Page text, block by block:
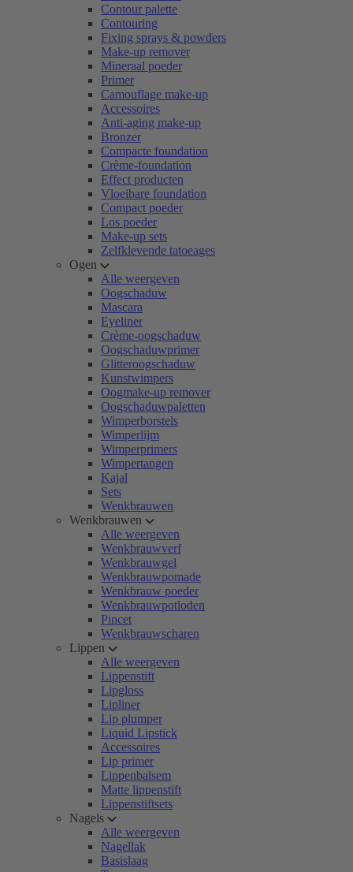
Contour palette
Contouring
Fixing sprays & powders
Make-up remover
Mineraal poeder
Primer
Camouflage make-up
Accessoires
Anti-aging make-up
Bronzer
Compacte foundation
Crème-foundation
Effect producten
Vloeibare foundation
Compact poeder
Los poeder
Make-up sets
Zelfklevende tatoeages
Ogen
Alle weergeven
Oogschaduw
Mascara
Eyeliner
Crème-oogschaduw
Oogschaduwprimer
Glitteroogschaduw
Kunstwimpers
Oogmake-up remover
Oogschaduwpaletten
Wimperborstels
Wimperlijm
Wimperprimers
Wimpertangen
Kajal
Sets
Wenkbrauwen
Wenkbrauwen
Alle weergeven
Wenkbrauwverf
Wenkbrauwgel
Wenkbrauwpomade
Wenkbrauw poeder
Wenkbrauwpotloden
Pincet
Wenkbrauwscharen
Lippen
Alle weergeven
Lippenstift
Lipgloss
Lipliner
Lip plumper
Liquid Lipstick
Accessoires
Lip primer
Lippenbalsem
Matte lippenstift
Lippenstiftsets
Nagels
Alle weergeven
Nagellak
Basislaag